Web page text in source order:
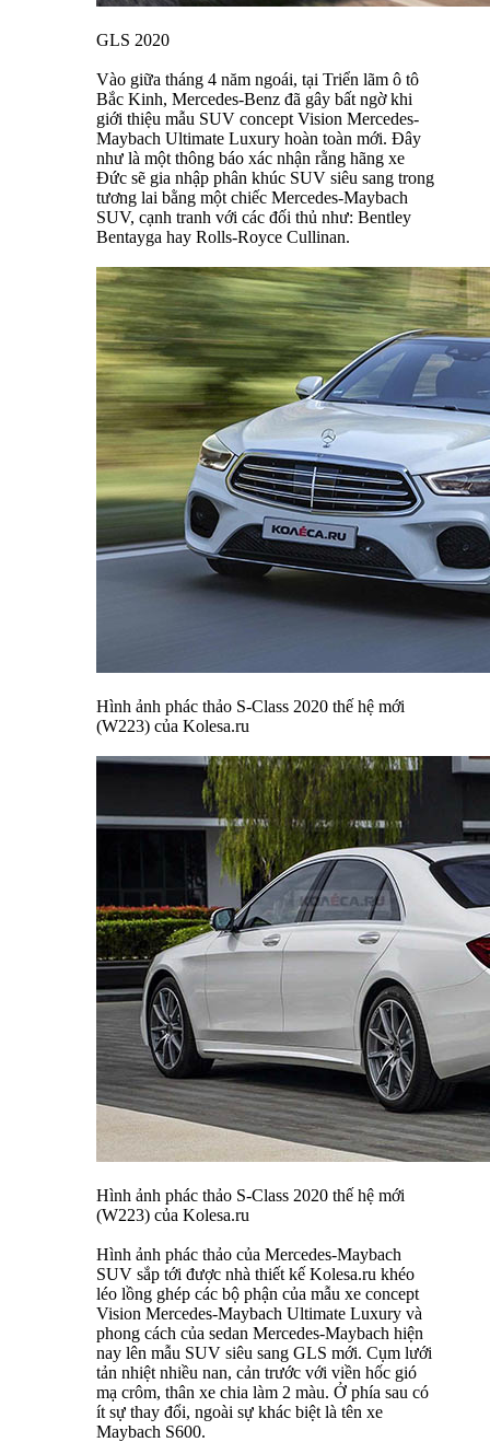
GLS 2020
Vào giữa tháng 4 năm ngoái, tại Triển lãm ô tô
Bắc Kinh, Mercedes-Benz đã gây bất ngờ khi
giới thiệu mẫu SUV concept Vision Mercedes-
Maybach Ultimate Luxury hoàn toàn mới. Đây
như là một thông báo xác nhận rằng hãng xe
Đức sẽ gia nhập phân khúc SUV siêu sang trong
tương lai bằng một chiếc Mercedes-Maybach
SUV, cạnh tranh với các đối thủ như: Bentley
Bentayga hay Rolls-Royce Cullinan.
Hình ảnh phác thảo S-Class 2020 thế hệ mới
(W223) của Kolesa.ru
Hình ảnh phác thảo S-Class 2020 thế hệ mới
(W223) của Kolesa.ru
Hình ảnh phác thảo của Mercedes-Maybach
SUV sắp tới được nhà thiết kế Kolesa.ru khéo
léo lồng ghép các bộ phận của mẫu xe concept
Vision Mercedes-Maybach Ultimate Luxury và
phong cách của sedan Mercedes-Maybach hiện
nay lên mẫu SUV siêu sang GLS mới. Cụm lưới
tản nhiệt nhiều nan, cản trước với viền hốc gió
mạ crôm, thân xe chia làm 2 màu. Ở phía sau có
ít sự thay đổi, ngoài sự khác biệt là tên xe
Maybach S600.